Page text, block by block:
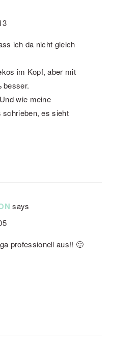
ich da nicht gleich
im Kopf, aber mit
besser.
wie meine
schrieben, es sieht
says
professionell aus!! 🙂